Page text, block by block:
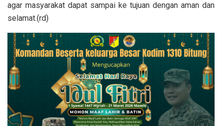
agar masyarakat dapat sampai ke tujuan dengan aman dan
selamat.(rd)